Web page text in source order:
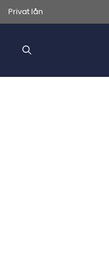
Privat lån